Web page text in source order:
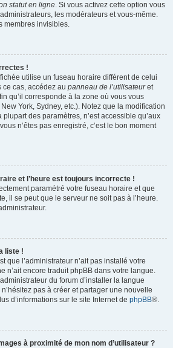
statut en ligne. Si vous activez cette option vous
les modérateurs et vous-même.
membres invisibles.
!
utilise un fuseau horaire différent de celui
cas, accédez au panneau de l’utilisateuret
qu’il corresponde à la zone où vous vous
York, Sydney, etc.). Notez que la modification
des paramètres, n’est accessible qu’aux
n’êtes pas enregistré, c’est le bon moment
et l’heure est toujours incorrecte !
paramétré votre fuseau horaire et que
il se peut que le serveur ne soit pas à l’heure.
liste !
que l’administrateur n’ait pas installé votre
n’ait encore traduit phpBB dans votre langue.
du forum d’installer la langue
pas à créer et partager une nouvelle
d’informations sur le site Internet de phpBB®.
à proximité de mon nom d’utilisateur ?